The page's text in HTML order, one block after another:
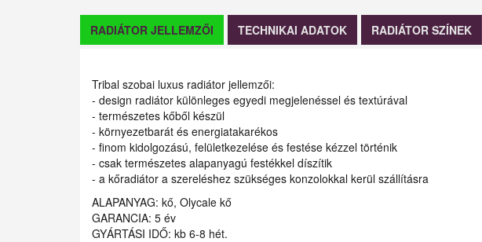
RADIÁTOR JELLEMZŐI TECHNIKAI ADATOK RADIÁTOR SZÍNEK
Tribal szobai luxus radiátor jellemzői:
- design radiátor különleges egyedi megjelenéssel és textúrával
- természetes kőből készül
- környezetbarát és energiatakarékos
- finom kidolgozású, felületkezelése és festése kézzel történik
- csak természetes alapanyagú festékkel díszítik
- a kőradiátor a szereléshez szükséges konzolokkal kerül szállításra
ALAPANYAG: kő, Olycale kő
GARANCIA: 5 év
GYÁRTÁSI IDŐ: kb 6-8 hét.